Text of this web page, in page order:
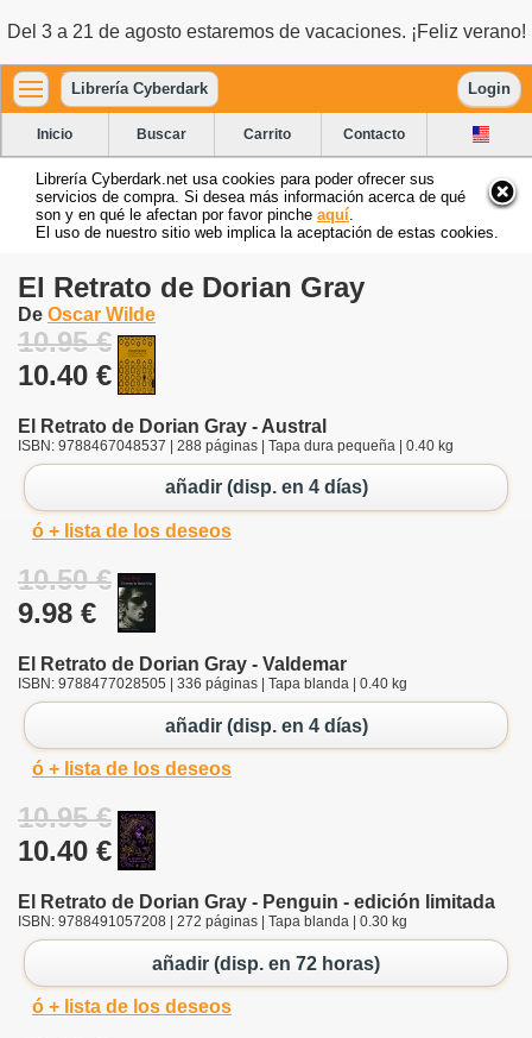
Del 3 a 21 de agosto estaremos de vacaciones. ¡Feliz verano!
Librería Cyberdark Login
Inicio Buscar Carrito Contacto
Librería Cyberdark.net usa cookies para poder ofrecer sus
servicios de compra. Si desea más información acerca de qué
son y en qué le afectan por favor pinche aquí
El uso de nuestro sitio web implica la aceptación de estas cookies.
El Retrato de Dorian Gray
De Oscar Wilde
10.95 €
10.40 €
El Retrato de Dorian Gray - Austral
ISBN: 9788467048537 | 288 páginas | Tapa dura pequeña | 0.40 kg
añadir (disp. en 4 días)
ó + lista de los deseos
10.50 €
9.98 €
El Retrato de Dorian Gray - Valdemar
ISBN: 9788477028505 | 336 páginas | Tapa blanda | 0.40 kg
añadir (disp. en 4 días)
ó + lista de los deseos
10.95 €
10.40 €
El Retrato de Dorian Gray - Penguin - edición limitada
ISBN: 9788491057208 | 272 páginas | Tapa blanda | 0.30 kg
añadir (disp. en 72 horas)
ó + lista de los deseos